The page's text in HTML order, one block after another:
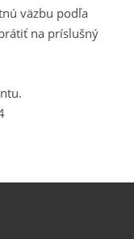
väzbu podľa
na príslušný